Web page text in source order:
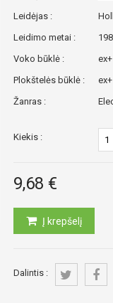
Leidėjas :
Leidimo metai :
Voko būklė :
ex+
Plokštelės būklė :
ex+
Žanras :
Kiekis :
9,68 €
Į krepšelį
Dalintis :